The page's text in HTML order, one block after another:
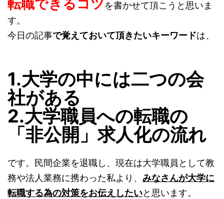
転職できるコツを書かせて頂こうと思いま
す。
今日の記事で覚えておいて頂きたいキーワードは、
1.大学の中には二つの会
社がある
2.大学職員への転職の
「非公開」求人化の流れ
です。民間企業を退職し、現在は大学職員として教
務や法人業務に携わった私より、 みなさんが大学に
転職する為の対策をお伝えしたいと思います。